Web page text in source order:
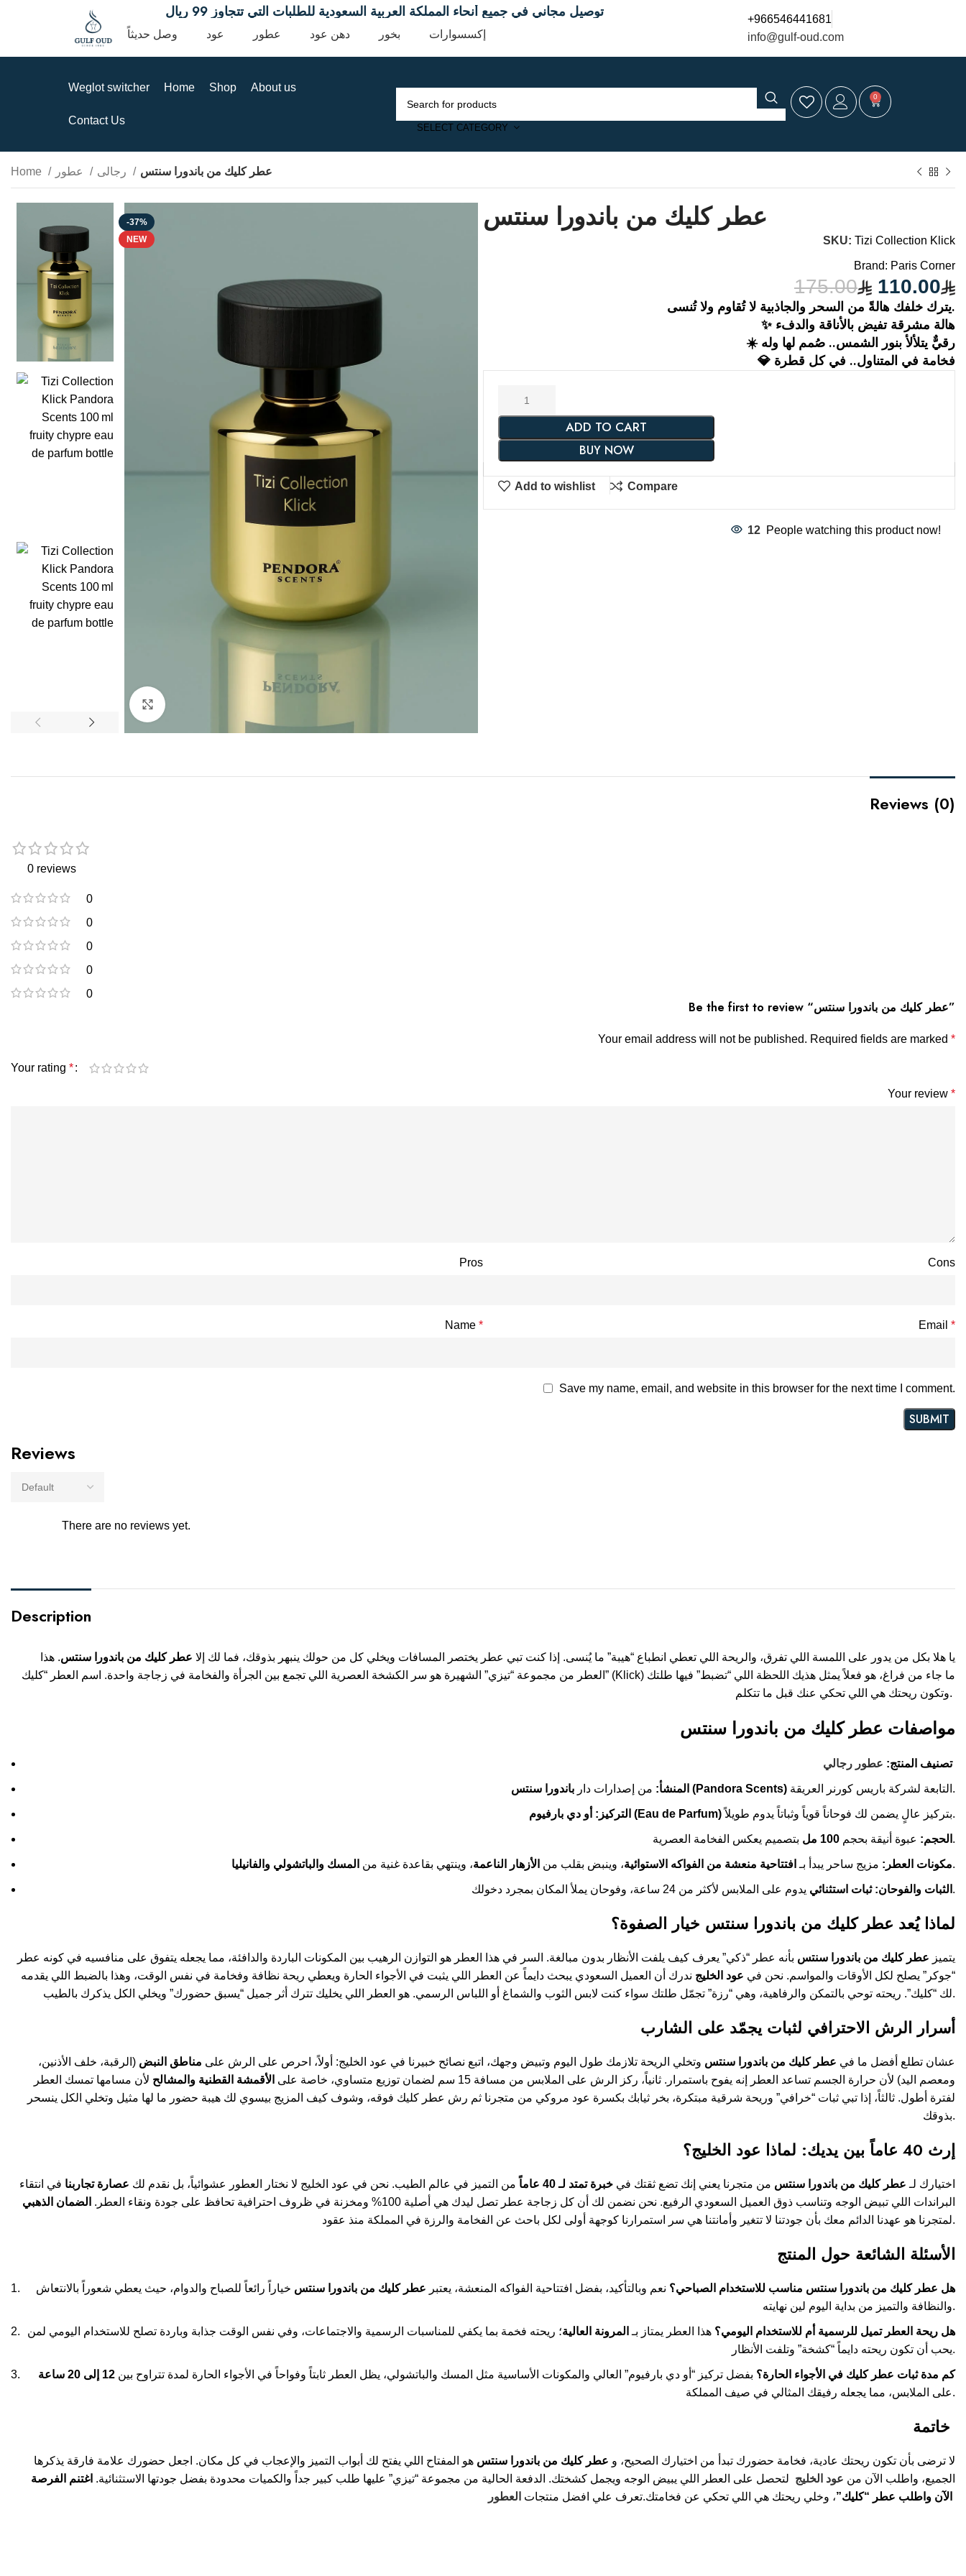
توصيل مجاني في جميع أنحاء المملكة العربية السعودية للطلبات التي تتجاوز 99 ريال
وصل حديثاً عود عطور دهن عود بخور إكسسوارات
+966546441681
info@gulf-oud.com
Weglot switcher Home Shop About us
Contact Us
SELECT CATEGORY
0
Home عطر كليك من باندورا سنتس
-37%
NEW
عطر كليك من باندورا سنتس
SKU: Tizi Collection Klick
Brand: Paris Corner
175.00 110.00
يترك خلفك هالةً من السحر والجاذبية لا تُقاوم ولا تُنسى.
✨ هالة مشرقة تفيض بالأناقة والدفء
☀️ رقيٌّ يتلألأ بنور الشمس.. صُمم لها وله
💎 فخامة في المتناول.. في كل قطرة
ADD TO CART
BUY NOW
Add to wishlist Compare
12 People watching this product now!
Reviews (0)
0 reviews
0
0
0
0
0
Reviews
There are no reviews yet.
Be the first to review “عطر كليك من باندورا سنتس”
Your email address will not be published. Required fields are marked *
Your rating *
Your review *
Pros Cons
Name * Email *
Save my name, email, and website in this browser for the next time I comment.
Description
يا هلا بكل من يدور على اللمسة اللي تفرق، والريحة اللي تعطي انطباع “هيبة” ما يُنسى. إذا كنت تبي عطر يختصر المسافات ويخلي كل من حولك ينبهر بذوقك، فما لك إلا عطر كليك من باندورا سنتس. هذا
العطر من مجموعة “تيزي” الشهيرة هو سر الكشخة العصرية اللي تجمع بين الجرأة والفخامة في زجاجة واحدة. اسم العطر “كليك” (Klick) ما جاء من فراغ، هو فعلاً يمثل هذيك اللحظة اللي “تضبط” فيها طلتك
وتكون ريحتك هي اللي تحكي عنك قبل ما تتكلم.
مواصفات عطر كليك من باندورا سنتس
تصنيف المنتج: عطور رجالي
المنشأ: من إصدارات دار باندورا سنتس (Pandora Scents) التابعة لشركة باريس كورنر العريقة.
التركيز: أو دي بارفيوم (Eau de Parfum) بتركيز عالٍ يضمن لك فوحاناً قوياً وثباتاً يدوم طويلاً.
الحجم: عبوة أنيقة بحجم 100 مل بتصميم يعكس الفخامة العصرية.
مكونات العطر: مزيج ساحر يبدأ بـ افتتاحية منعشة من الفواكه الاستوائية، وينبض بقلب من الأزهار الناعمة، وينتهي بقاعدة غنية من المسك والباتشولي والفانيليا .
الثبات والفوحان: ثبات استثنائي يدوم على الملابس لأكثر من 24 ساعة، وفوحان يملأ المكان بمجرد دخولك.
لماذا يُعد عطر كليك من باندورا سنتس خيار الصفوة؟
يتميز عطر كليك من باندورا سنتس بأنه عطر “ذكي” يعرف كيف يلفت الأنظار بدون مبالغة. السر في هذا العطر هو التوازن الرهيب بين المكونات الباردة والدافئة، مما يجعله يتفوق على منافسيه في كونه عطر
“جوكر” يصلح لكل الأوقات والمواسم. نحن في عود الخليج ندرك أن العميل السعودي يبحث دايماً عن العطر اللي يثبت في الأجواء الحارة ويعطي ريحة نظافة وفخامة في نفس الوقت، وهذا بالضبط اللي يقدمه
لك “كليك”. ريحته توحي بالتمكن والرفاهية، وهي “رزة” تجمّل طلتك سواء كنت لابس الثوب والشماغ أو اللباس الرسمي. هو العطر اللي يخليك تترك أثر جميل “يسبق حضورك” ويخلي الكل يذكرك بالطيب.
أسرار الرش الاحترافي لثبات يجمّد على الشارب
عشان تطلع أفضل ما في عطر كليك من باندورا سنتس وتخلي الريحة تلازمك طول اليوم وتبيض وجهك، اتبع نصائح خبيرنا في عود الخليج: أولاً، احرص على الرش على مناطق النبض (الرقبة، خلف الأذنين،
ومعصم اليد) لأن حرارة الجسم تساعد العطر إنه يفوح باستمرار. ثانياً، ركز الرش على الملابس من مسافة 15 سم لضمان توزيع متساوي، خاصة على
الأقمشة القطنية والمشالح لأن مسامها تمسك العطر
لفترة أطول. ثالثاً، إذا تبي ثبات “خرافي” وريحة شرقية مبتكرة، بخر ثيابك بكسرة عود مروكي من متجرنا ثم رش عطر كليك فوقه، وشوف كيف المزيج بيسوي لك هيبة حضور ما لها مثيل وتخلي الكل ينسحر
بذوقك.
إرث 40 عاماً بين يديك: لماذا عود الخليج؟
اختيارك لـ عطر كليك من باندورا سنتس من متجرنا يعني إنك تضع ثقتك في خبرة تمتد لـ 40 عاماً من التميز في عالم الطيب. نحن في عود الخليج لا نختار العطور عشوائياً، بل نقدم لك عصارة تجاربنا في انتقاء
البراندات اللي تبيض الوجه وتناسب ذوق العميل السعودي الرفيع. نحن نضمن لك أن كل زجاجة عطر تصل ليدك هي أصلية 100% ومخزنة في ظروف احترافية تحافظ على جودة ونقاء العطر.
الضمان الذهبي
لمتجرنا هو عهدنا الدائم معك بأن جودتنا لا تتغير وأمانتنا هي سر استمرارنا كوجهة أولى لكل باحث عن الفخامة والرزة في المملكة منذ عقود.
الأسئلة الشائعة حول المنتج
هل عطر كليك من باندورا سنتس مناسب للاستخدام الصباحي؟ نعم وبالتأكيد، بفضل افتتاحية الفواكه المنعشة، يعتبر عطر كليك من باندورا سنتس خياراً رائعاً للصباح والدوام، حيث يعطي شعوراً بالانتعاش
والنظافة والتميز من بداية اليوم لين نهايته.
هل ريحة العطر تميل للرسمية أم للاستخدام اليومي؟ هذا العطر يمتاز بـ المرونة العالية؛ ريحته فخمة بما يكفي للمناسبات الرسمية والاجتماعات، وفي نفس الوقت جذابة وباردة تصلح للاستخدام اليومي لمن
يحب أن تكون ريحته دايماً “كشخة” وتلفت الأنظار.
كم مدة ثبات عطر كليك في الأجواء الحارة؟ بفضل تركيز “أو دي بارفيوم” العالي والمكونات الأساسية مثل المسك والباتشولي، يظل العطر ثابتاً وفواحاً في الأجواء الحارة لمدة تتراوح بين 12 إلى 20 ساعة
على الملابس، مما يجعله رفيقك المثالي في صيف المملكة.
لا ترضى بأن تكون ريحتك عادية، فخامة حضورك تبدأ من اختيارك الصحيح، و عطر كليك من باندورا سنتس هو المفتاح اللي يفتح لك أبواب التميز والإعجاب في كل مكان. اجعل حضورك علامة فارقة يذكرها
الجميع، واطلب الآن من عود الخليج لتحصل على العطر اللي يبيض الوجه ويجمل كشختك. الدفعة الحالية من مجموعة “تيزي” عليها طلب كبير جداً والكميات محدودة بفضل جودتها الاستثنائية. اغتنم الفرصة
الآن واطلب عطر “كليك”، وخلي ريحتك هي اللي تحكي عن فخامتك.تعرف علي افضل منتجات